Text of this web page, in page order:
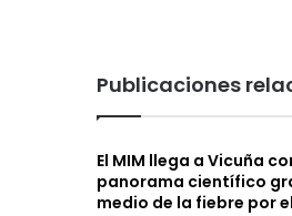
Publicaciones
El MIM llega a Vicuña
panorama científico
medio de la fiebre por